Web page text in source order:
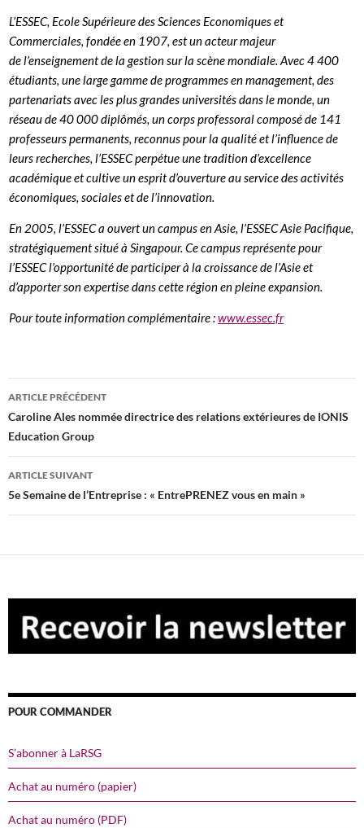
L’ESSEC, Ecole Supérieure des Sciences Economiques et
Commerciales, fondée en 1907, est un acteur majeur
de l’enseignement de la gestion sur la scène mondiale. Avec 4 400
étudiants, une large gamme de programmes en management, des
partenariats avec les plus grandes universités dans le monde, un
réseau de 40 000 diplômés, un corps professoral composé de 141
professeurs permanents, reconnus pour la qualité et l’influence de
leurs recherches, l’ESSEC perpétue une tradition d’excellence
académique et cultive un esprit d’ouverture au service des activités
économiques, sociales et de l’innovation.
En 2005, l’ESSEC a ouvert un campus en Asie, l’ESSEC Asie Pacifique,
stratégiquement situé à Singapour. Ce campus représente pour
l’ESSEC l’opportunité de participer à la croissance de l’Asie et
d’apporter son expertise dans cette région en pleine expansion.
Pour toute information complémentaire :www.essec.fr
Navigation
des
articles
ARTICLE PRÉCÉDENT
Caroline Ales nommée directrice des relations extérieures de IONIS
Education Group
ARTICLE SUIVANT
5e Semaine de l’Entreprise : « EntrePRENEZ vous en main »
POUR COMMANDER
S’abonner à LaRSG
Achat au numéro (papier)
Achat au numéro (PDF)